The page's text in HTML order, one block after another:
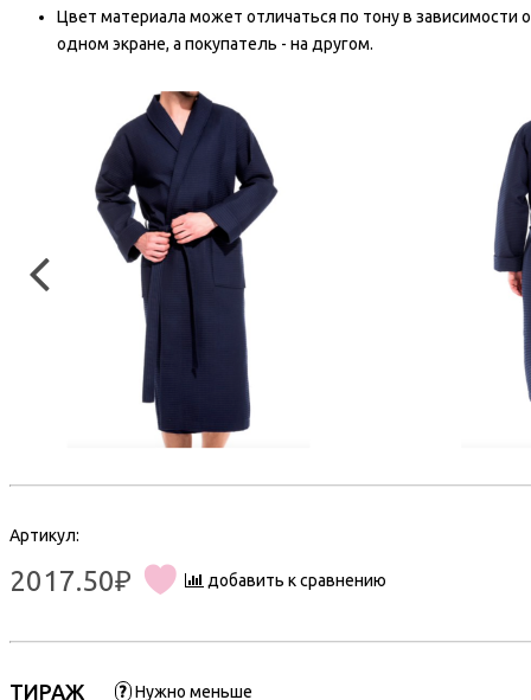
Цвет материала может отличаться по тону в зависимости
одном экране, а покупатель - на другом.
Артикул:
2017.50₽ добавить к сравнению
ТИРАЖ ? Нужно меньше